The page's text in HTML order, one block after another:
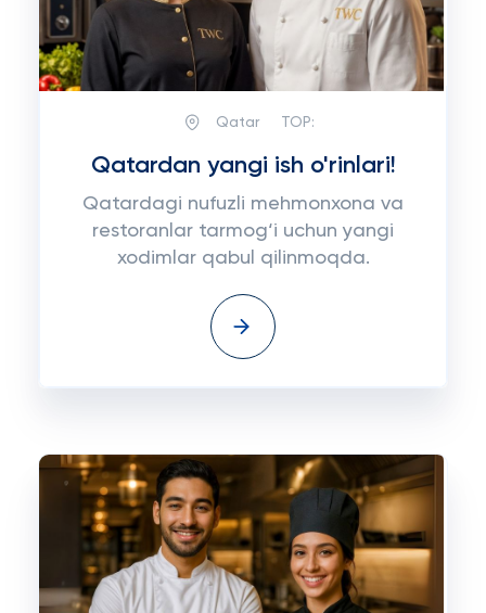
Qatar TOP:
Qatardan yangi ish o'rinlari!
Qatardagi nufuzli mehmonxona va
restoranlar tarmog‘i uchun yangi
xodimlar qabul qilinmoqda.